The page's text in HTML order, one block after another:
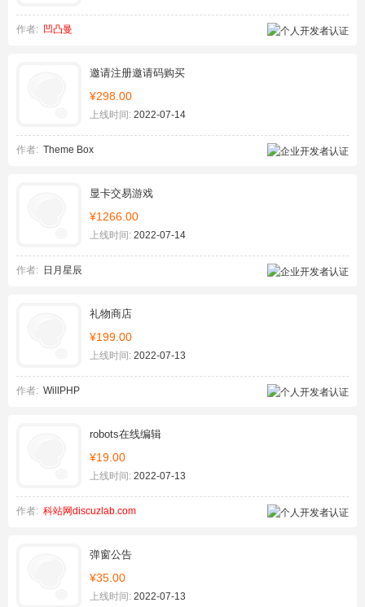
作者: 凹凸曼
邀请注册邀请码购买
¥298.00
上线时间: 2022-07-14
作者: Theme Box
显卡交易游戏
¥1266.00
上线时间: 2022-07-14
作者: 日月星辰
礼物商店
¥199.00
上线时间: 2022-07-13
作者: WillPHP
robots在线编辑
¥19.00
上线时间: 2022-07-13
作者: 科站网discuzlab.com
弹窗公告
¥35.00
上线时间: 2022-07-13